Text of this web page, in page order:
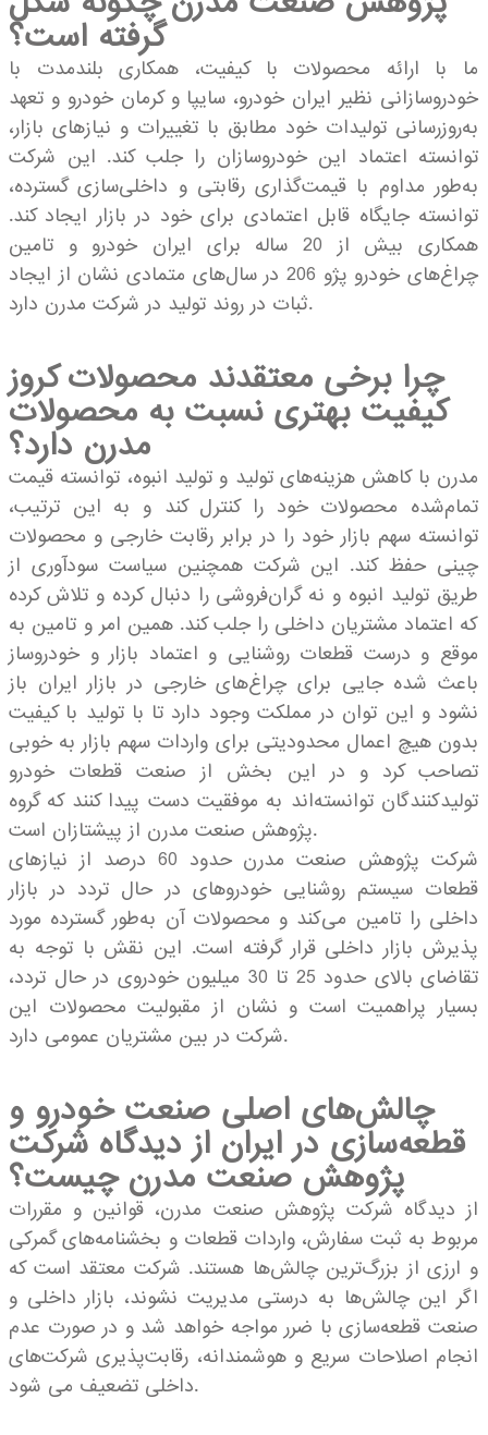
گرفته است؟
ما با ارائه محصولات با کیفیت، همکاری بلندمدت با
خودروسازانی نظیر ایران خودرو، سایپا و کرمان خودرو و تعهد
به‌روزرسانی تولیدات خود مطابق با تغییرات و نیازهای بازار،
توانسته اعتماد این خودروسازان را جلب کند. این شرکت
به‌طور مداوم با قیمت‌گذاری رقابتی و داخلی‌سازی گسترده،
توانسته جایگاه قابل اعتمادی برای خود در بازار ایجاد کند.
همکاری بیش از 20 ساله برای ایران خودرو و تامین
چراغ‌های خودرو پژو 206 در سال‌های متمادی نشان از ایجاد
ثبات در روند تولید در شرکت مدرن دارد.
چرا برخی معتقدند محصولات کروز
کیفیت بهتری نسبت به محصولات
مدرن دارد؟
مدرن با کاهش هزینه‌های تولید و تولید انبوه، توانسته قیمت
تمام‌شده محصولات خود را کنترل کند و به این ترتیب،
توانسته سهم بازار خود را در برابر رقابت خارجی و محصولات
چینی حفظ کند. این شرکت همچنین سیاست سودآوری از
طریق تولید انبوه و نه گران‌فروشی را دنبال کرده و تلاش کرده
که اعتماد مشتریان داخلی را جلب کند. همین امر و تامین به
موقع و درست قطعات روشنایی و اعتماد بازار و خودروساز
باعث شده جایی برای چراغ‌های خارجی در بازار ایران باز
نشود و این توان در مملکت وجود دارد تا با تولید با کیفیت
بدون هیچ اعمال محدودیتی برای واردات سهم بازار به خوبی
تصاحب کرد و در این بخش از صنعت قطعات خودرو
تولیدکنندگان توانسته‌اند به موفقیت دست پیدا کنند که گروه
پژوهش صنعت مدرن از پیشتازان است.
شرکت پژوهش صنعت مدرن حدود 60 درصد از نیازهای
قطعات سیستم روشنایی خودروهای در حال تردد در بازار
داخلی را تامین می‌کند و محصولات آن به‌طور گسترده مورد
پذیرش بازار داخلی قرار گرفته است. این نقش با توجه به
تقاضای بالای حدود 25 تا 30 میلیون خودروی در حال تردد،
بسیار پراهمیت است و نشان از مقبولیت محصولات این
شرکت در بین مشتریان عمومی دارد.
چالش‌های اصلی صنعت خودرو و
قطعه‌سازی در ایران از دیدگاه شرکت
پژوهش صنعت مدرن چیست؟
از دیدگاه شرکت پژوهش صنعت مدرن، قوانین و مقررات
مربوط به ثبت سفارش، واردات قطعات و بخشنامه‌های گمرکی
و ارزی از بزرگ‌ترین چالش‌ها هستند. شرکت معتقد است که
اگر این چالش‌ها به درستی مدیریت نشوند، بازار داخلی و
صنعت قطعه‌سازی با ضرر مواجه خواهد شد و در صورت عدم
انجام اصلاحات سریع و هوشمندانه، رقابت‌پذیری شرکت‌های
داخلی تضعیف می شود.